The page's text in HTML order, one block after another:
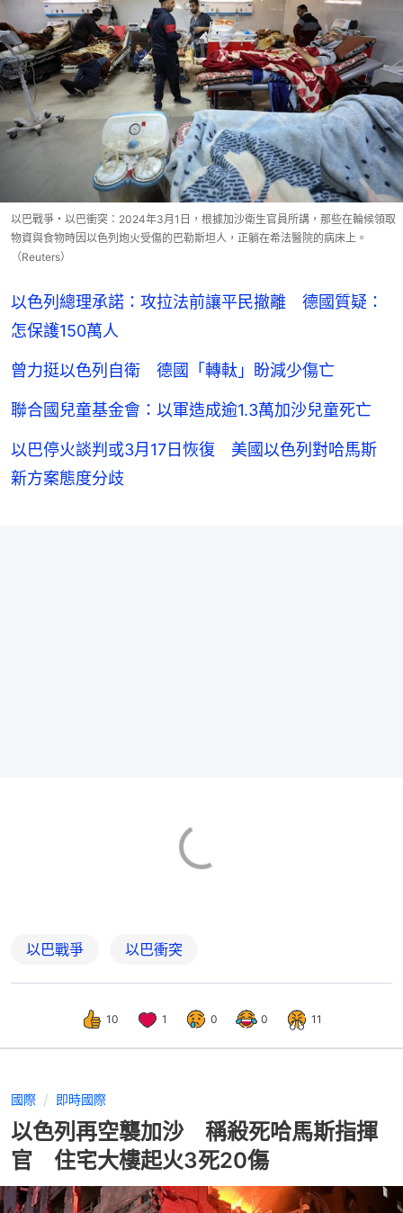
以巴戰爭・以巴衝突：2024年3月1日，根據加沙衛生官員所講，那些在輪候領取
物資與食物時因以色列炮火受傷的巴勒斯坦人，正躺在希法醫院的病床上。
（Reuters）
以色列總理承諾：攻拉法前讓平民撤離 德國質疑：
怎保護150萬人
曾力挺以色列自衛 德國「轉軚」盼減少傷亡
聯合國兒童基金會：以軍造成逾1.3萬加沙兒童死亡
以巴停火談判或3月17日恢復 美國以色列對哈馬斯
新方案態度分歧
以巴戰爭 以巴衝突
10 1 0 0 11
國際 即時國際
以色列再空襲加沙 稱殺死哈馬斯指揮
官 住宅大樓起火3死20傷